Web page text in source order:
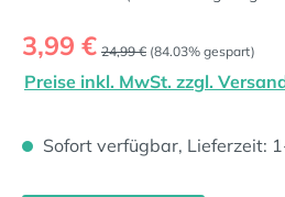
Verkaufspreis:
3,99 € Regulärer Preis:
24,99 € (84.03% gespart)
Preise inkl. MwSt. zzgl.
Sofort verfügbar, Lieferzeit: